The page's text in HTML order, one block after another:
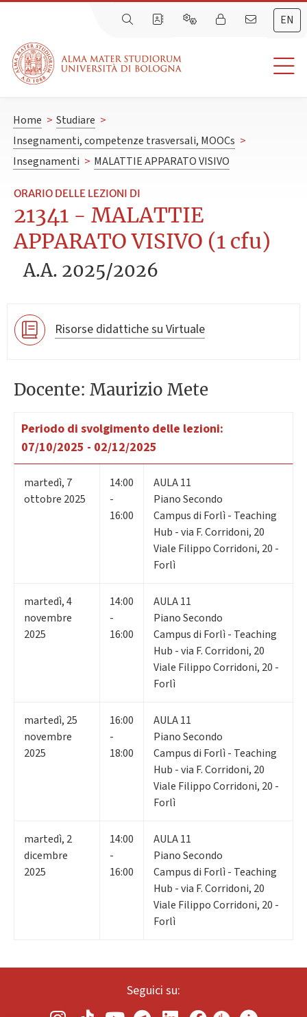
EN
Home > Studiare >
Insegnamenti, competenze trasversali, MOOCs >
Insegnamenti > MALATTIE APPARATO VISIVO
ORARIO DELLE LEZIONI DI
21341 - MALATTIE
APPARATO VISIVO (1 cfu)
A.A. 2025/2026
Risorse didattiche su Virtuale
Docente: Maurizio Mete
Periodo di svolgimento delle lezioni:
07/10/2025 - 02/12/2025
martedì, 7
ottobre 2025
14:00
-
16:00
AULA 11
Piano Secondo
Campus di Forlì - Teaching
Hub - via F. Corridoni, 20
Viale Filippo Corridoni, 20 -
Forlì
martedì,4
novembre
2025
14:00
-
16:00
AULA 11
Piano Secondo
Campus di Forlì - Teaching
Hub - via F. Corridoni, 20
Viale Filippo Corridoni, 20 -
Forlì
martedì, 25
novembre
2025
16:00
-
18:00
AULA 11
Piano Secondo
Campus di Forlì - Teaching
Hub - via F. Corridoni, 20
Viale Filippo Corridoni, 20 -
Forlì
martedì, 2
dicembre
2025
14:00
-
16:00
AULA 11
Piano Secondo
Campus di Forlì - Teaching
Hub - via F. Corridoni, 20
Viale Filippo Corridoni, 20 -
Forlì
Seguici su: